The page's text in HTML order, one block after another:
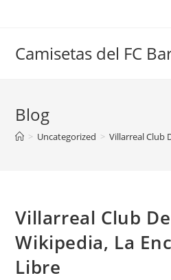
Camisetas del FC
Blog
> Uncategorized > Villarreal Club
Villarreal Club
Wikipedia, La
Libre